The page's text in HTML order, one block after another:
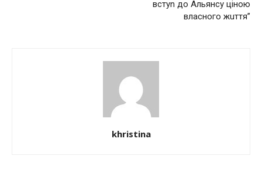
встуn до Альянсу ціною
власного жuття”
khristina